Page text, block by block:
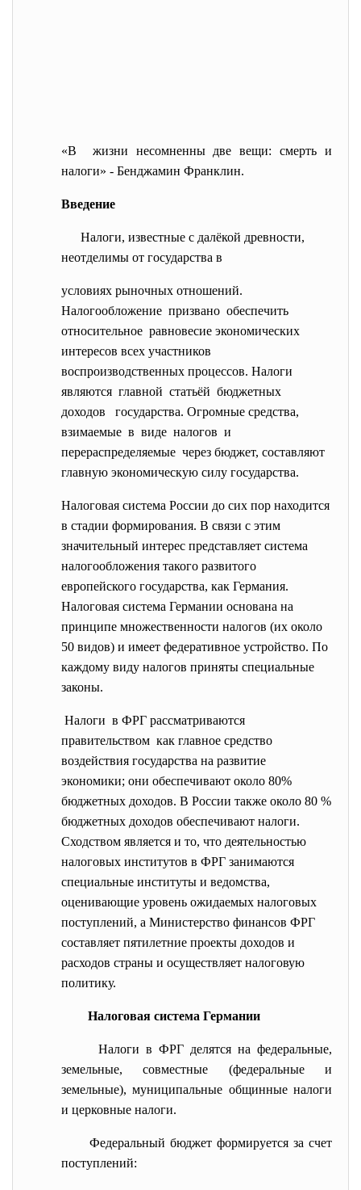
«В жизни несомненны две вещи: смерть и
налоги» - Бенджамин Франклин.
Введение
Налоги, известные с далёкой древности,
неотделимы от государства в
условиях рыночных отношений.
Налогообложение призвано обеспечить
относительное равновесие экономических
интересов всех участников
воспроизводственных процессов. Налоги
являются главной статьёй бюджетных
доходов государства. Огромные средства,
взимаемые в виде налогов и
перераспределяемые через бюджет, составляют
главную экономическую силу государства.
Налоговая система России до сих пор находится
в стадии формирования. В связи с этим
значительный интерес представляет система
налогообложения такого развитого
европейского государства, как Германия.
Налоговая система Германии основана на
принципе множественности налогов (их около
50 видов) и имеет федеративное устройство. По
каждому виду налогов приняты специальные
законы.
Налоги в ФРГ рассматриваются
правительством как главное средство
воздействия государства на развитие
экономики; они обеспечивают около 80%
бюджетных доходов. В России также около 80 %
бюджетных доходов обеспечивают налоги.
Сходством является и то, что деятельностью
налоговых институтов в ФРГ занимаются
специальные институты и ведомства,
оценивающие уровень ожидаемых налоговых
поступлений, а Министерство финансов ФРГ
составляет пятилетние проекты доходов и
расходов страны и осуществляет налоговую
политику.
Налоговая система Германии
Налоги в ФРГ делятся на федеральные,
земельные, совместные (федеральные и
земельные), муниципальные общинные налоги
и церковные налоги.
Федеральный бюджет формируется за счет
поступлений: